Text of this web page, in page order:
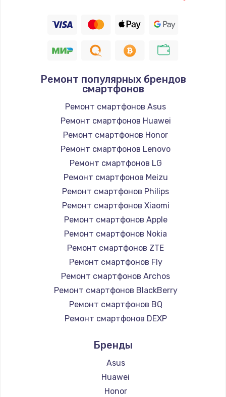
Настройка BIOS
Заказать
Ремонт подсветки
1150 руб.
Заказать
Настройка ОС
1320 руб.
Заказать
Чистка от пыли
990 руб.
Заказать
Замена жесткого диска
875 руб.
Заказать
Установка драйверов
Заказать
1490 руб.
Ремонт популярных брендов
смартфонов
Ремонт смартфонов Asus
Ремонт смартфонов Huawei
Ремонт смартфонов Honor
Ремонт смартфонов Lenovo
Ремонт смартфонов LG
Ремонт смартфонов Meizu
Ремонт смартфонов Philips
Ремонт смартфонов Xiaomi
Ремонт смартфонов Apple
Ремонт смартфонов Nokia
Ремонт смартфонов ZTE
Ремонт смартфонов Fly
Ремонт смартфонов Archos
Ремонт смартфонов BlackBerry
Ремонт смартфонов BQ
Ремонт смартфонов DEXP
Ремонт смартфонов Ginzzu
Ремонт смартфонов Highscreen
Ремонт смартфонов Irbis
Ремонт смартфонов Kyocera
Бренды
Asus
Huawei
Honor